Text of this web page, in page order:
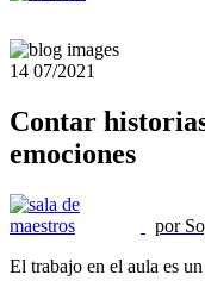
14 07/2021
Contar
emociones
por
El trabajo en el aula es